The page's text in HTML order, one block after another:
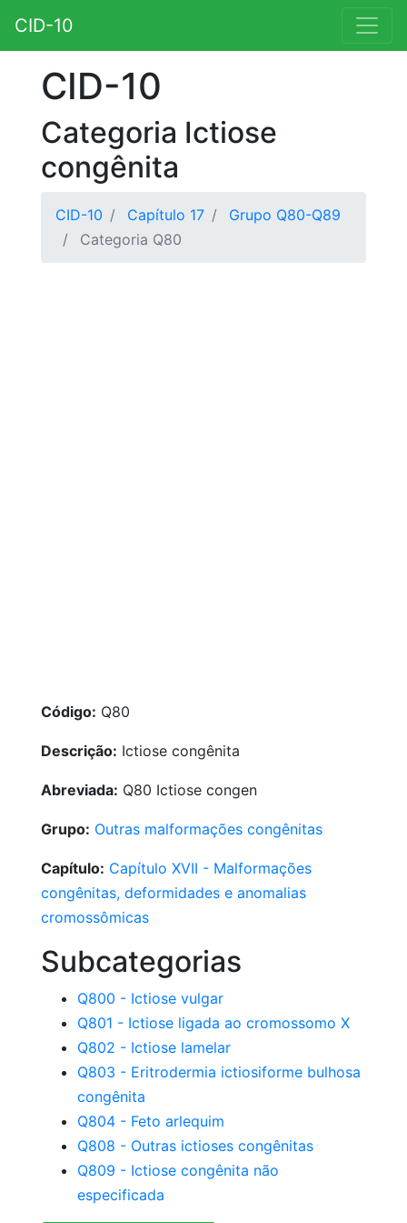
CID-10
CID-10
Categoria Ictiose
congênita
CID-10 Capítulo 17
Grupo Q80-Q89
Categoria Q80
Código: Q80
Descrição: Ictiose congênita
Abreviada: Q80 Ictiose congen
Grupo: Outras malformações congênitas
Capítulo: Capítulo XVII - Malformações
congênitas, deformidades e anomalias
cromossômicas
Subcategorias
Q800 - Ictiose vulgar
Q801 - Ictiose ligada ao cromossomo X
Q802 - Ictiose lamelar
Q803 - Eritrodermia ictiosiforme bulhosa
congênita
Q804 - Feto arlequim
Q808 - Outras ictioses congênitas
Q809 - Ictiose congênita não
especificada